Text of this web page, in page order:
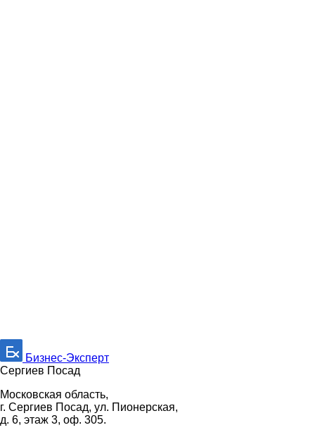
Бизнес-Эксперт
Сергиев Посад
Московская область,
г. Сергиев Посад, ул. Пионерская,
д. 6, этаж 3, оф. 305.